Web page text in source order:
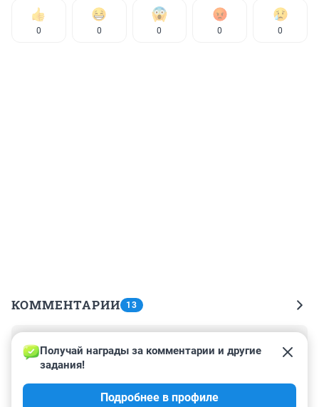
0 0 0 0 0
КОММЕНТАРИИ 13
5 апреля 2019, 13:50
Не фиг жрать! Красноярец - должен быть голодным! А
на этом месте, конечно, же, епархии следует
поставить храм. Желательно обнести его забором. С
Получай награды за комментарии и другие
задания!
Подробнее в профиле